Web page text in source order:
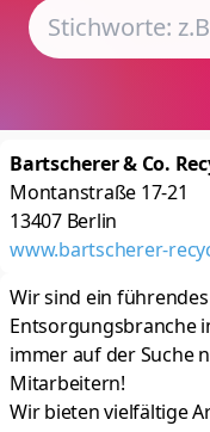
Bartscherer & Co.
Montanstraße 17-21
13407 Berlin
www.bartscherer-
Wir sind ein
Entsorgungsbranche
immer auf der Suche
Mitarbeitern!
Wir bieten vielfältige